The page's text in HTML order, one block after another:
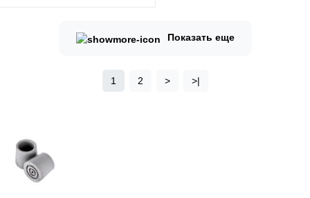
Показать еще
1 2 > >|